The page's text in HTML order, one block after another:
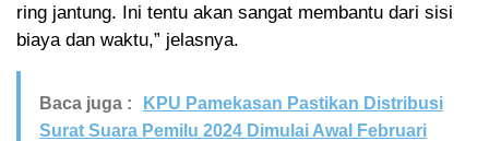
ring jantung. Ini tentu akan sangat membantu dari sisi
biaya dan waktu,” jelasnya.
Baca juga :
KPU Pamekasan Pastikan Distribusi
Surat Suara Pemilu 2024 Dimulai Awal Februari